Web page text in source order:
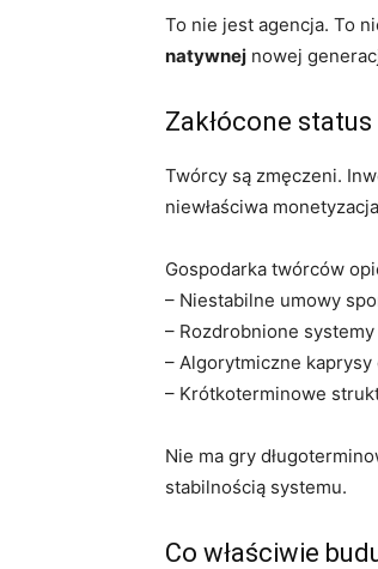
To nie jest agencja. To
natywnej nowej
Zakłócone status
Twórcy są zmęczeni.
niewłaściwa
Gospodarka twórców
– Niestabilne umowy
– Rozdrobnione
– Algorytmiczne
– Krótkoterminowe
Nie ma gry
stabilnością systemu.
Co właściwie